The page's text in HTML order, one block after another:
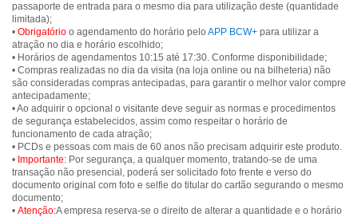
passaporte de entrada para o mesmo dia para utilização deste (quantidade
limitada);
• Obrigatório o agendamento do horário pelo APP BCW+ para utilizar a
atração no dia e horário escolhido;
• Horários de agendamentos 10:15 até 17:30. Conforme disponibilidade;
• Compras realizadas no dia da visita (na loja online ou na bilheteria) não
são consideradas compras antecipadas, para garantir o melhor valor compre
antecipadamente;
• Ao adquirir o opcional o visitante deve seguir as normas e procedimentos
de segurança estabelecidos, assim como respeitar o horário de
funcionamento de cada atração;
• PCDs e pessoas com mais de 60 anos não precisam adquirir este produto.
• Importante: Por segurança, a qualquer momento, tratando-se de uma
transação não presencial, poderá ser solicitado foto frente e verso do
documento original com foto e selfie do titular do cartão segurando o mesmo
documento;
• Atenção:A empresa reserva-se o direito de alterar a quantidade e o horário